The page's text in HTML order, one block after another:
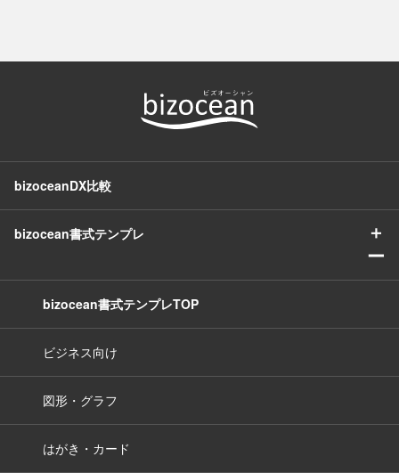
bizoceanDX比較
bizocean書式テンプレ
＋
ー
bizocean書式テンプレTOP
ビジネス向け
図形・グラフ
はがき・カード